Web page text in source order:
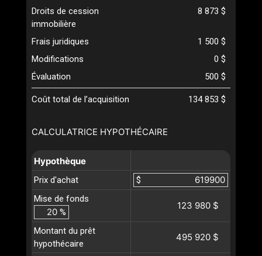
CALCULATRICE HYPOTHÉCAIRE
Hypothèque
Prix d'achat
$
Mise de fonds
%
123 980 $
Montant du prêt
hypothécaire
495 920 $
Droits de cession
immobilière
8 873 $
Frais juridiques
1 500 $
Modifications
0 $
Évaluation
500 $
Coût total de l’acquisition 134 853 $